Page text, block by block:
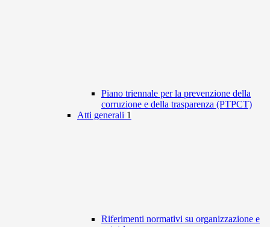
Piano triennale per la prevenzione della
corruzione e della trasparenza (PTPCT)
Atti generali 1
Riferimenti normativi su organizzazione e